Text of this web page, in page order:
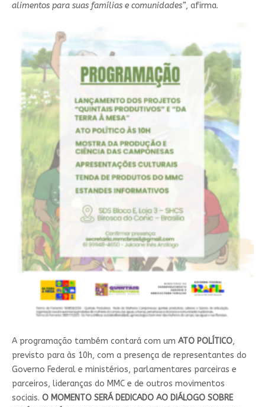
alimentos para suas famílias e comunidades”, afirma.
A programação também contará com um ATO POLÍTICO,
previsto para às 10h, com a presença de representantes do
Governo Federal e ministérios, parlamentares parceiras e
parceiros, lideranças do MMC e de outros movimentos
sociais. O MOMENTO SERÁ DEDICADO AO DIÁLOGO SOBRE